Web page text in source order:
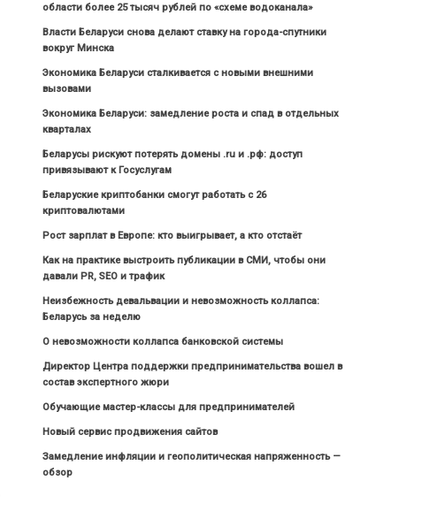
области более 25 тысяч рублей по «схеме водоканала»
Власти Беларуси снова делают ставку на города-спутники
вокруг Минска
Экономика Беларуси сталкивается с новыми внешними
вызовами
Экономика Беларуси: замедление роста и спад в отдельных
кварталах
Беларусы рискуют потерять домены .ru и .рф: доступ
привязывают к Госуслугам
Беларуские криптобанки смогут работать с 26
криптовалютами
Рост зарплат в Европе: кто выигрывает, а кто отстаёт
Как на практике выстроить публикации в СМИ, чтобы они
давали PR, SEO и трафик
Неизбежность девальвации и невозможность коллапса:
Беларусь за неделю
О невозможности коллапса банковской системы
Директор Центра поддержки предпринимательства вошел в
состав экспертного жюри
Обучающие мастер-классы для предпринимателей
Новый сервис продвижения сайтов
Замедление инфляции и геополитическая напряженность —
обзор